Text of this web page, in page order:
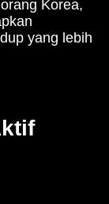
Korea,
yang lebih